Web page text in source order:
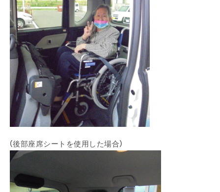
（後部座席シートを使用した場合）